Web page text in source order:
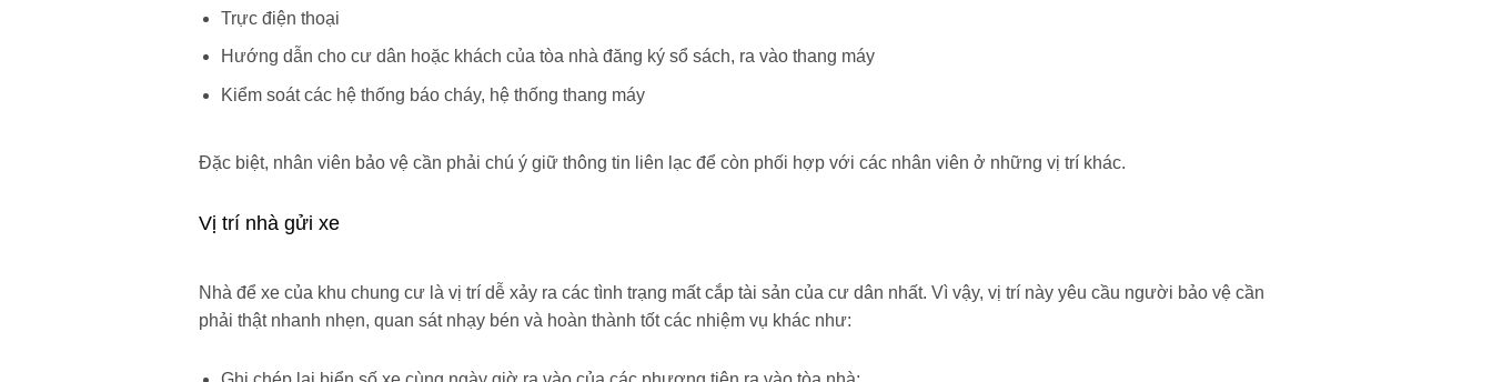
Trực điện thoại
Hướng dẫn cho cư dân hoặc khách của tòa nhà đăng ký sổ sách, ra vào thang máy
Kiểm soát các hệ thống báo cháy, hệ thống thang máy
Đặc biệt, nhân viên bảo vệ cần phải chú ý giữ thông tin liên lạc để còn phối hợp với các nhân viên ở những vị trí khác.
Vị trí nhà gửi xe
Nhà để xe của khu chung cư là vị trí dễ xảy ra các tình trạng mất cắp tài sản của cư dân nhất. Vì vậy, vị trí này yêu cầu người bảo vệ cần
phải thật nhanh nhẹn, quan sát nhạy bén và hoàn thành tốt các nhiệm vụ khác như: